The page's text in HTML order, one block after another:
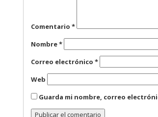
Comentario*
Nombre*
Correo electrónico*
Web
Guarda mi nombre, correo